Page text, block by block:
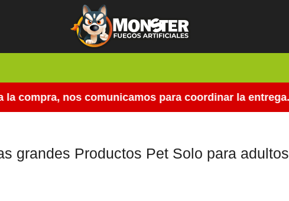
compra, nos comunicamos para coordinar la entrega.
grandes Productos Pet Solo para adultos